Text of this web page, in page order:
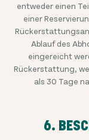
entweder einen
einer
Ablauf des
eingereicht
Rückerstattung,
als 30 Tage
6.